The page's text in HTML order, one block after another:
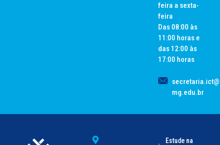
feira a sexta-
feira
Das 08:00 às
11:00 horas e
das 12:00 às
17:00 horas
mg.edu.br
Estude na